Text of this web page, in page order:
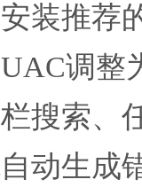
推荐
调整
索、
生成